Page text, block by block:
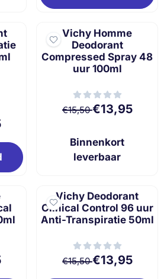
voor 13,95
Vichy Homme
Deodorant
Compressed Spray 48
uur 100ml
Van 15,50 voor
€15,50€13,95
Binnenkort
leverbaar
voor 13,95
Vichy Deodorant
Clinical Control 96 uur
Anti-Transpiratie 50ml
Van 15,50 voor
€15,50€13,95